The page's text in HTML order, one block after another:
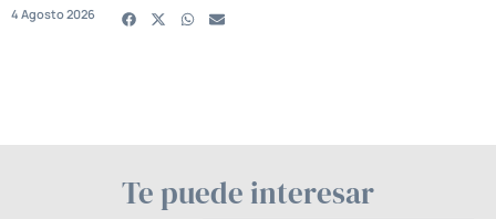
4 Agosto 2026
Te puede interesar